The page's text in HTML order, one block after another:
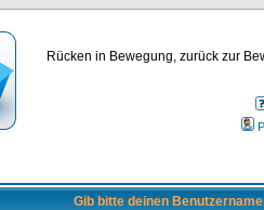
Rücken in Bewegung, zurück zur
Gib bitte deinen